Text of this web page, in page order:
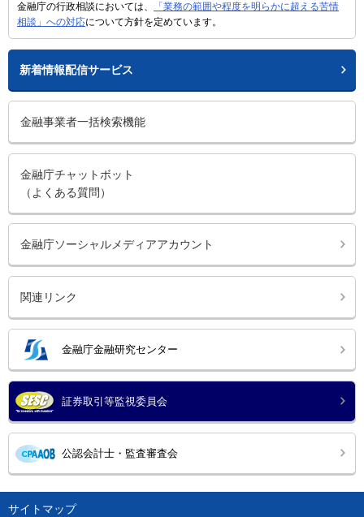
金融庁の行政相談においては、
「業務の範囲や程度を明らかに超える苦情
相談」への対応について方針を定めています。
新着情報配信サービス
金融事業者一括検索機能
金融庁チャットボット
（よくある質問）
金融庁ソーシャルメディアアカウント
関連リンク
金融庁金融研究センター
証券取引等監視委員会
公認会計士・監査審査会
サイトマップ